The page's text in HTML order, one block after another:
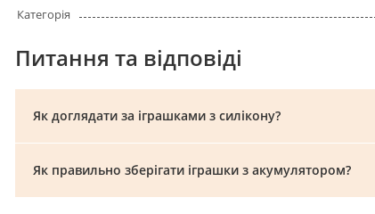
Категорія
Питання та відповіді
Як доглядати за іграшками з силікону?
Як правильно зберігати іграшки з акумулятором?